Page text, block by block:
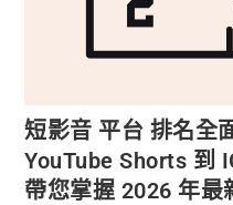
短影音 平台 排名全
YouTube Shorts 到
帶您掌握 2026 年最